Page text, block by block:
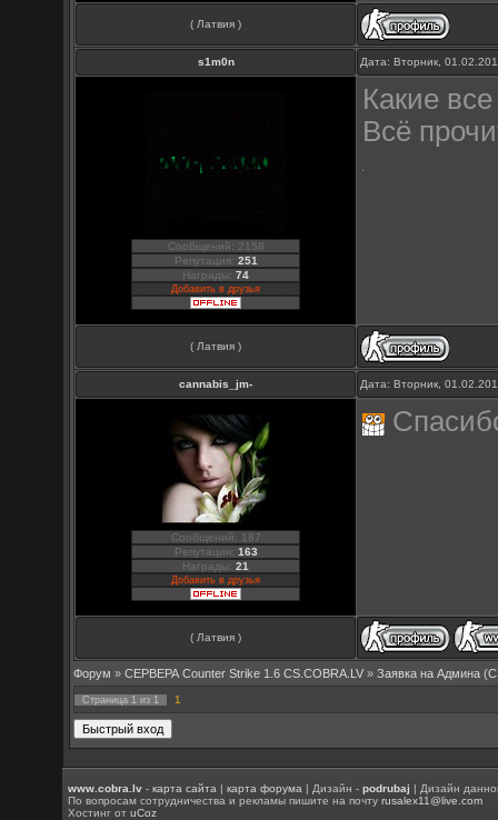
( Латвия )
s1m0n Дата: Вторник,
Сообщений: 2158
Репутация: 251
Награды:74
Добавить в друзья
Какие
Всё
( Латвия )
cannabis_jm- Дата: Вторник,
Сообщений: 187
Репутация: 163
Награды:21
Добавить в друзья
( Латвия )
Форум » СЕРВЕРА Counter Strike 1.6 CS.COBRA.LV » Заявка на Aдмина
Страница 1 из 1 1
www.cobra.lv -карта сайта |карта форума | Дизайн -podrubaj | Дизайн
По вопросам сотрудничества и рекламы пишите на почтуrusalex11@live.com
Хостинг отuCoz